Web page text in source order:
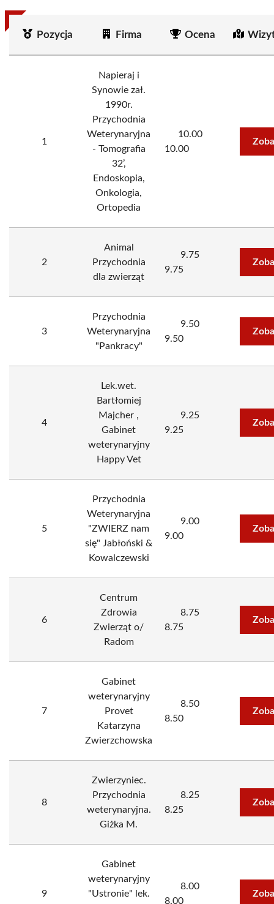
Pozycja Firma Ocena
1
Napieraj i
Synowie zał.
1990r.
Przychodnia
Weterynaryjna
- Tomografia
32’,
Endoskopia,
Onkologia,
Ortopedia
10.00
10.00
2
Animal
Przychodnia
dla zwierząt
9.75
9.75
3
Przychodnia
Weterynaryjna
"Pankracy"
9.50
9.50
4
Lek.wet.
Bartłomiej
Majcher ,
Gabinet
weterynaryjny
Happy Vet
9.25
9.25
5
Przychodnia
Weterynaryjna
"ZWIERZ nam
się" Jabłoński &
Kowalczewski
9.00
9.00
6
Centrum
Zdrowia
Zwierząt o/
Radom
8.75
8.75
7
Gabinet
weterynaryjny
Provet
Katarzyna
Zwierzchowska
8.50
8.50
8
Zwierzyniec.
Przychodnia
weterynaryjna.
Giżka M.
8.25
8.25
9
Gabinet
weterynaryjny
"Ustronie" lek.
8.00
8.00